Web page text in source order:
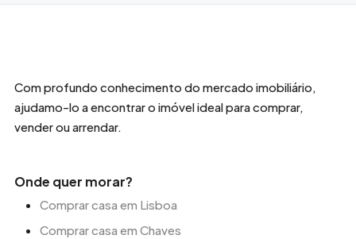
Com profundo conhecimento do mercado imobiliário,
ajudamo-lo a encontrar o imóvel ideal para comprar,
vender ou arrendar.
Onde quer morar?
Comprar casa em Lisboa
Comprar casa em Chaves